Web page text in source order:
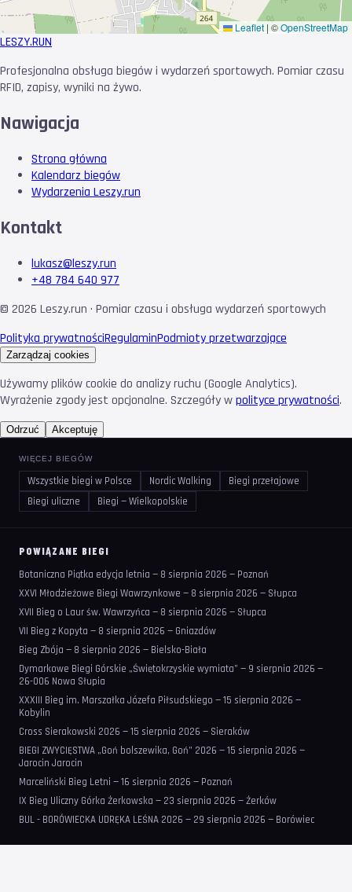
Leaflet | ©OpenStreetMap
LESZY.RUN
Profesjonalna obsługa biegów i wydarzeń sportowych. Pomiar czasu
RFID, zapisy, wyniki na żywo.
Nawigacja
Strona główna
Kalendarz biegów
Wydarzenia Leszy.run
Kontakt
lukasz@leszy.run
+48 784 640 977
© 2026 Leszy.run · Pomiar czasu i obsługa wydarzeń sportowych
Polityka prywatnościRegulaminPodmioty przetwarzające
Zarządzaj cookies
Używamy plików cookie do analizy ruchu (Google Analytics).
Wyrażenie zgody jest opcjonalne. Szczegóły wpolityce prywatności.
Odrzuć Akceptuję
WIĘCEJ BIEGÓW
Wszystkie biegi w Polsce Nordic Walking
Biegi przełajowe
Biegi uliczne
Biegi — Wielkopolskie
POWIĄZANE BIEGI
Botaniczna Piątka edycja letnia — 8 sierpnia 2026 — Poznań
XXVI Młodzieżowe Biegi Wawrzynkowe — 8 sierpnia 2026 — Słupca
XVII Bieg o Laur św. Wawrzyńca — 8 sierpnia 2026 — Słupca
VII Bieg z Kopyta — 8 sierpnia 2026 — Gniazdów
Bieg Zbója — 8 sierpnia 2026 — Bielsko-Biała
Dymarkowe Biegi Górskie „Świętokrzyskie wymiata” — 9 sierpnia 2026 —
26-006 Nowa Słupia
XXXIII Bieg im. Marszałka Józefa Piłsudskiego — 15 sierpnia 2026 —
Kobylin
Cross Sierakowski 2026 — 15 sierpnia 2026 — Sieraków
BIEGI ZWYCIĘSTWA „Goń bolszewika, Goń” 2026 — 15 sierpnia 2026 —
Jarocin Jarocin
Marceliński Bieg Letni — 16 sierpnia 2026 — Poznań
IX Bieg Uliczny Górka Żerkowska — 23 sierpnia 2026 — Żerków
BUL - BORÓWIECKA UDRĘKA LEŚNA 2026 — 29 sierpnia 2026 — Borówiec